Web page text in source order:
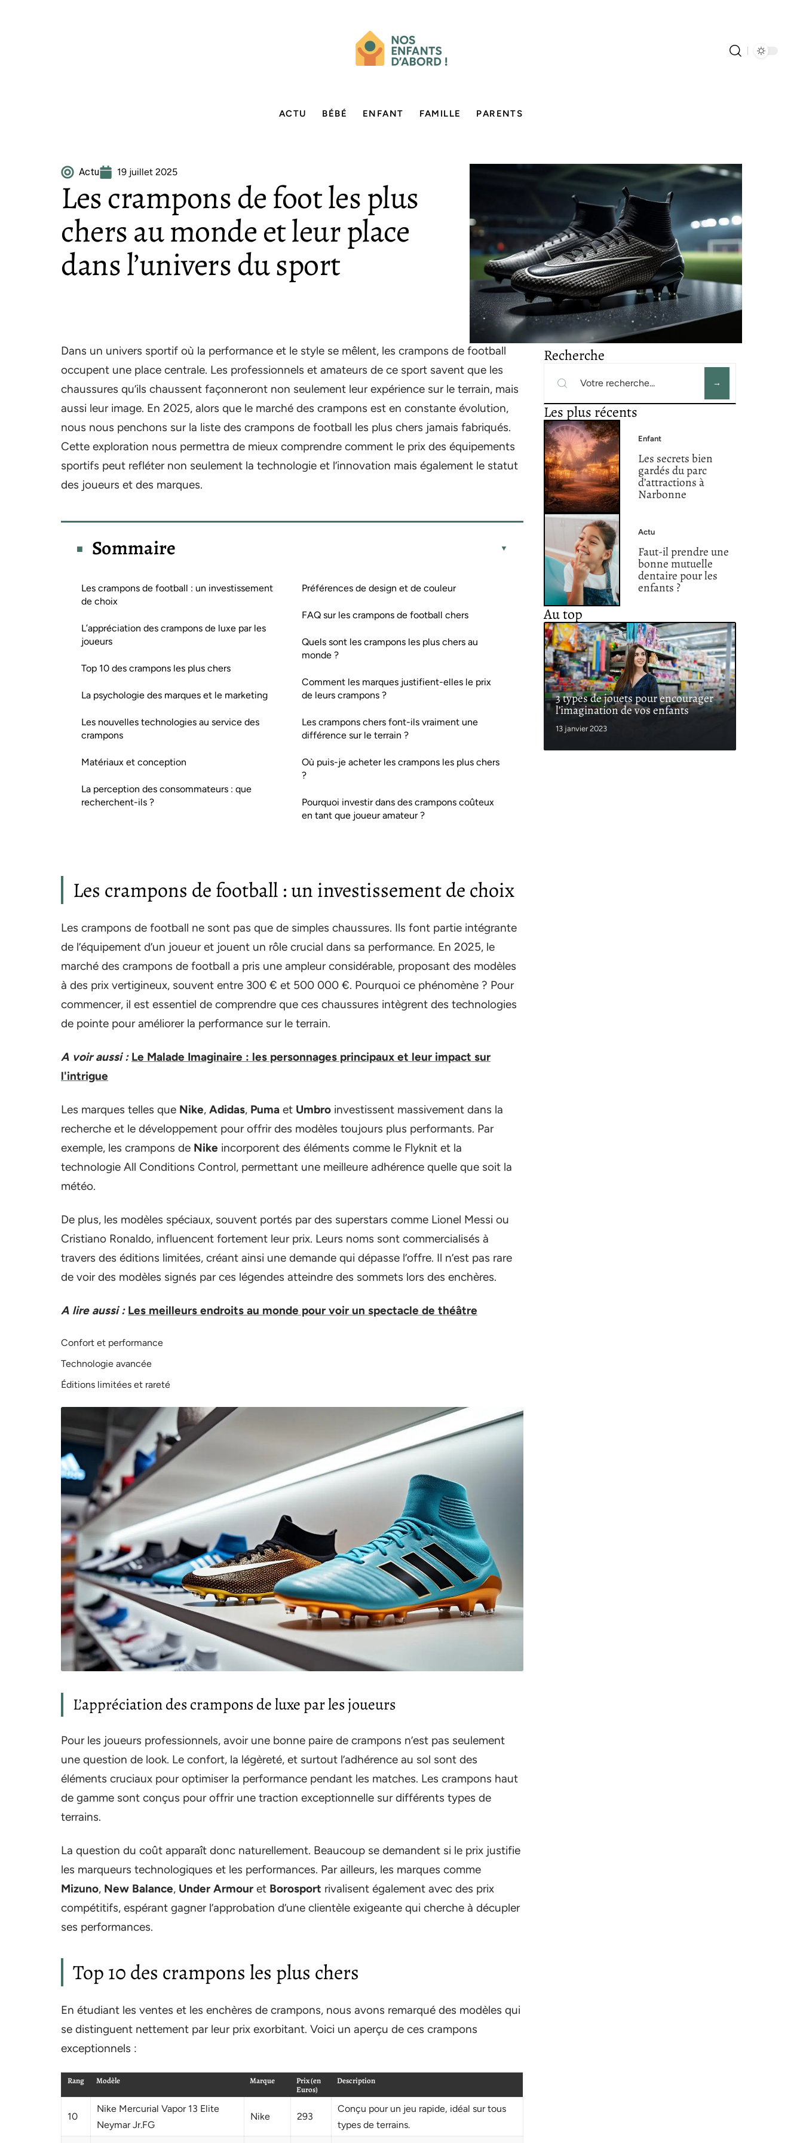
ACTU BÉBÉ ENFANT FAMILLE PARENTS
Actu 19 juillet 2025
Les crampons de foot les plus
chers au monde et leur place
dans l’univers du sport
Dans un univers sportif où la performance et le style se mêlent, les crampons de football
occupent une place centrale. Les professionnels et amateurs de ce sport savent que les
chaussures qu’ils chaussent façonneront non seulement leur expérience sur le terrain, mais
aussi leur image. En 2025, alors que le marché des crampons est en constante évolution,
nous nous penchons sur la liste des crampons de football les plus chers jamais fabriqués.
Cette exploration nous permettra de mieux comprendre comment le prix des équipements
sportifs peut refléter non seulement la technologie et l’innovation mais également le statut
des joueurs et des marques.
Sommaire
Les crampons de football : un investissement
de choix
L’appréciation des crampons de luxe par les
joueurs
Top 10 des crampons les plus chers
La psychologie des marques et le marketing
Les nouvelles technologies au service des
crampons
Matériaux et conception
La perception des consommateurs : que
recherchent-ils ?
Préférences de design et de couleur
FAQ sur les crampons de football chers
Quels sont les crampons les plus chers au
monde ?
Comment les marques justifient-elles le prix
de leurs crampons ?
Les crampons chers font-ils vraiment une
différence sur le terrain ?
Où puis-je acheter les crampons les plus chers
?
Pourquoi investir dans des crampons coûteux
en tant que joueur amateur ?
Les crampons de football : un investissement de choix
Les crampons de football ne sont pas que de simples chaussures. Ils font partie intégrante
de l’équipement d’un joueur et jouent un rôle crucial dans sa performance. En 2025, le
marché des crampons de football a pris une ampleur considérable, proposant des modèles
à des prix vertigineux, souvent entre 300 € et 500 000 €. Pourquoi ce phénomène ? Pour
commencer, il est essentiel de comprendre que ces chaussures intègrent des technologies
de pointe pour améliorer la performance sur le terrain.
A voir aussi : Le Malade Imaginaire : les personnages principaux et leur impact sur
l'intrigue
Les marques telles que Nike, Adidas, Puma et Umbro investissent massivement dans la
recherche et le développement pour offrir des modèles toujours plus performants. Par
exemple, les crampons de Nike incorporent des éléments comme le Flyknit et la
technologie All Conditions Control, permettant une meilleure adhérence quelle que soit la
météo.
De plus, les modèles spéciaux, souvent portés par des superstars comme Lionel Messi ou
Cristiano Ronaldo, influencent fortement leur prix. Leurs noms sont commercialisés à
travers des éditions limitées, créant ainsi une demande qui dépasse l’offre. Il n’est pas rare
de voir des modèles signés par ces légendes atteindre des sommets lors des enchères.
A lire aussi : Les meilleurs endroits au monde pour voir un spectacle de théâtre
Confort et performance
Technologie avancée
Éditions limitées et rareté
L’appréciation des crampons de luxe par les joueurs
Pour les joueurs professionnels, avoir une bonne paire de crampons n’est pas seulement
une question de look. Le confort, la légèreté, et surtout l’adhérence au sol sont des
éléments cruciaux pour optimiser la performance pendant les matches. Les crampons haut
de gamme sont conçus pour offrir une traction exceptionnelle sur différents types de
terrains.
La question du coût apparaît donc naturellement. Beaucoup se demandent si le prix justifie
les marqueurs technologiques et les performances. Par ailleurs, les marques comme
Mizuno, New Balance, Under Armour et Borosport rivalisent également avec des prix
compétitifs, espérant gagner l’approbation d’une clientèle exigeante qui cherche à décupler
ses performances.
Top 10 des crampons les plus chers
En étudiant les ventes et les enchères de crampons, nous avons remarqué des modèles qui
se distinguent nettement par leur prix exorbitant. Voici un aperçu de ces crampons
exceptionnels :
Rang Modèle Marque
Prix (en
Euros)
Description
10
Nike Mercurial Vapor 13 Elite
Neymar Jr.FG
Nike 293
Conçu pour un jeu rapide, idéal sur tous
types de terrains.
Recherche
Les plus récents
Enfant
Les secrets bien
gardés du parc
d’attractions à
Narbonne
Actu
Faut-il prendre une
bonne mutuelle
dentaire pour les
enfants ?
Au top
3 types de jouets pour encourager
l’imagination de vos enfants
13 janvier 2023